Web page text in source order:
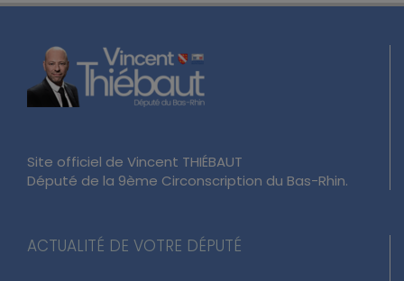
Site officiel de Vincent THIÉBAUT
Député de la 9ème Circonscription du Bas-Rhin.
ACTUALITÉ DE VOTRE DÉPUTÉ